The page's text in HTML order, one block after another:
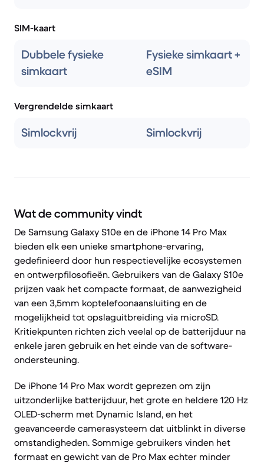
SIM-kaart
Dubbele fysieke
simkaart
Fysieke simkaart +
eSIM
Vergrendelde simkaart
Simlockvrij Simlockvrij
Wat de community vindt
De Samsung Galaxy S10e en de iPhone 14 Pro Max
bieden elk een unieke smartphone-ervaring,
gedefinieerd door hun respectievelijke ecosystemen
en ontwerpfilosofieën. Gebruikers van de Galaxy S10e
prijzen vaak het compacte formaat, de aanwezigheid
van een 3,5mm koptelefoonaansluiting en de
mogelijkheid tot opslaguitbreiding via microSD.
Kritiekpunten richten zich veelal op de batterijduur na
enkele jaren gebruik en het einde van de software-
ondersteuning.
De iPhone 14 Pro Max wordt geprezen om zijn
uitzonderlijke batterijduur, het grote en heldere 120 Hz
OLED-scherm met Dynamic Island, en het
geavanceerde camerasysteem dat uitblinkt in diverse
omstandigheden. Sommige gebruikers vinden het
formaat en gewicht van de Pro Max echter minder